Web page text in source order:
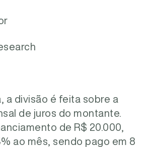
a divisão é feita sobre a
de juros do montante.
de R$ 20.000,
ao mês, sendo pago em 8